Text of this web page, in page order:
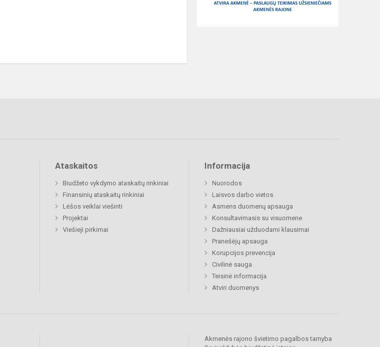
Ataskaitos
Biudžeto vykdymo ataskaitų rinkiniai
Finansinių ataskaitų rinkiniai
Lėšos veiklai viešinti
Projektai
Viešieji pirkimai
Informacija
Nuorodos
Laisvos darbo vietos
Asmens duomenų apsauga
Konsultavimasis su visuomene
Dažniausiai užduodami klausimai
Pranešėjų apsauga
Korupcijos prevencija
Civilinė sauga
Teisinė informacija
Atviri duomenys
Akmenės rajono švietimo pagalbos tarnyba